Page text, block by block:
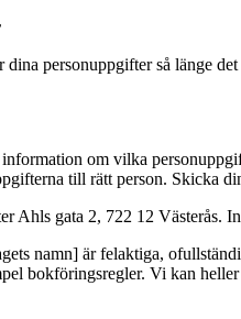
personuppgifter så länge
om vilka
till rätt person. Skicka
Ahls gata 2, 722 12 Västerås.
namn] är felaktiga,
bokföringsregler. Vi kan